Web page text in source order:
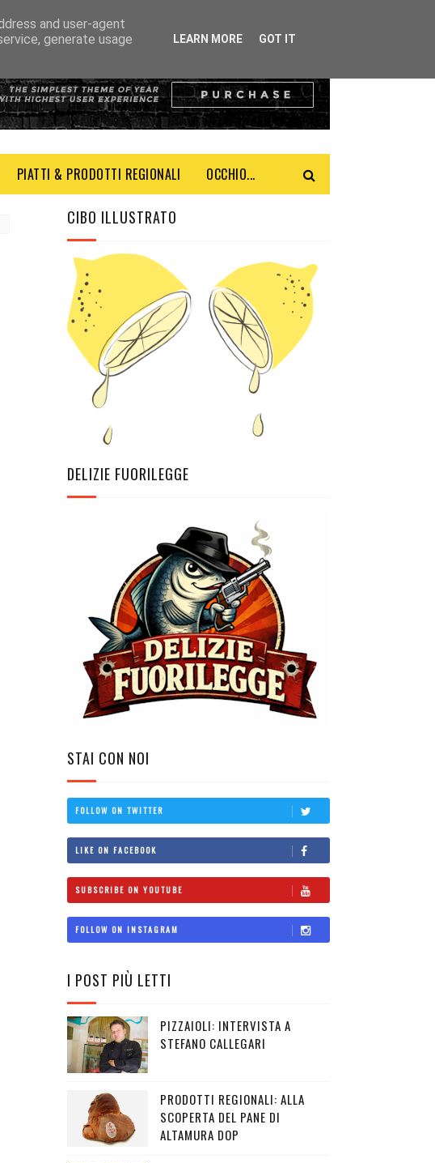
PIATTI & PRODOTTI REGIONALI OCCHIO...
CIBO ILLUSTRATO
DELIZIE FUORILEGGE
STAI CON NOI
FOLLOW ON TWITTER
LIKE ON FACEBOOK
SUBSCRIBE ON YOUTUBE
FOLLOW ON INSTAGRAM
I POST PIÙ LETTI
PIZZAIOLI: INTERVISTA A
STEFANO CALLEGARI
PRODOTTI REGIONALI: ALLA
SCOPERTA DEL PANE DI
ALTAMURA DOP
and user-agent
generate usage
LEARN MORE GOT IT